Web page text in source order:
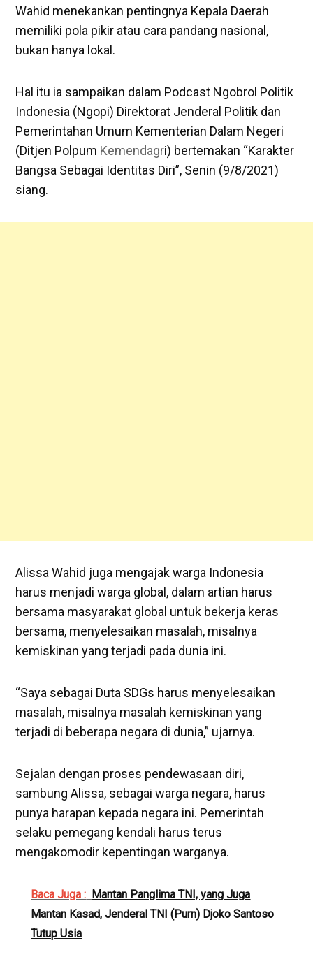
Wahid menekankan pentingnya Kepala Daerah
memiliki pola pikir atau cara pandang nasional,
bukan hanya lokal.
Hal itu ia sampaikan dalam Podcast Ngobrol Politik
Indonesia (Ngopi) Direktorat Jenderal Politik dan
Pemerintahan Umum Kementerian Dalam Negeri
(Ditjen Polpum Kemendagri) bertemakan “Karakter
Bangsa Sebagai Identitas Diri”, Senin (9/8/2021)
siang.
Alissa Wahid juga mengajak warga Indonesia
harus menjadi warga global, dalam artian harus
bersama masyarakat global untuk bekerja keras
bersama, menyelesaikan masalah, misalnya
kemiskinan yang terjadi pada dunia ini.
“Saya sebagai Duta SDGs harus menyelesaikan
masalah, misalnya masalah kemiskinan yang
terjadi di beberapa negara di dunia,” ujarnya.
Sejalan dengan proses pendewasaan diri,
sambung Alissa, sebagai warga negara, harus
punya harapan kepada negara ini. Pemerintah
selaku pemegang kendali harus terus
mengakomodir kepentingan warganya.
Baca Juga : Mantan Panglima TNI, yang Juga
Mantan Kasad, Jenderal TNI (Purn) Djoko Santoso
Tutup Usia